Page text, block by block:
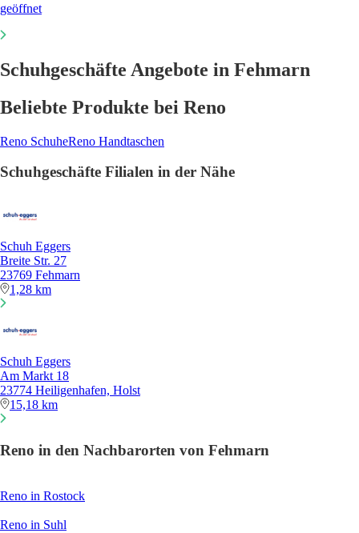
geöffnet
Schuhgeschäfte Angebote in Fehmarn
Beliebte Produkte bei Reno
Reno SchuheReno Handtaschen
Schuhgeschäfte Filialen in der Nähe
Schuh Eggers
Breite Str. 27
23769 Fehmarn
1,28 km
Schuh Eggers
Am Markt 18
23774 Heiligenhafen, Holst
15,18 km
Reno in den Nachbarorten von Fehmarn
Reno in Rostock
Reno in Suhl